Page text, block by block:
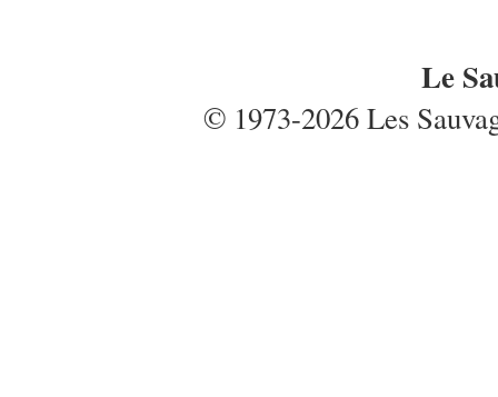
Le
© 1973-2026 Les